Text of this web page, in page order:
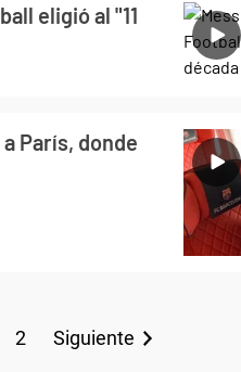
eligió al "11
París, donde
2 Siguiente